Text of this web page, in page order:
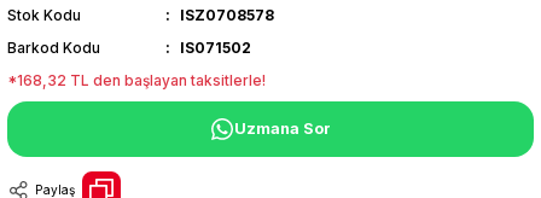
Stok Kodu
ISZ0708578
Barkod Kodu
IS071502
*168,32 TL den başlayan taksitlerle!
Uzmana Sor
Paylaş